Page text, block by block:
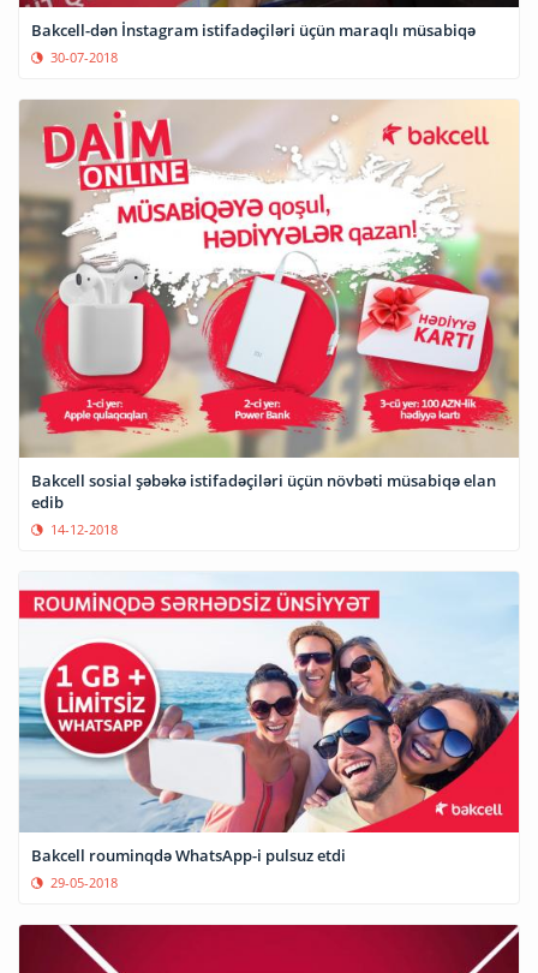
Bakcell-dən İnstagram istifadəçiləri üçün maraqlı müsabiqə
30-07-2018
Bakcell sosial şəbəkə istifadəçiləri üçün növbəti müsabiqə elan
edib
14-12-2018
Bakcell rouminqdə WhatsApp-i pulsuz etdi
29-05-2018